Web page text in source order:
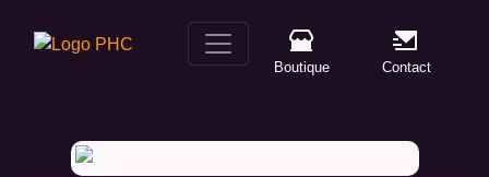
Boutique Contact